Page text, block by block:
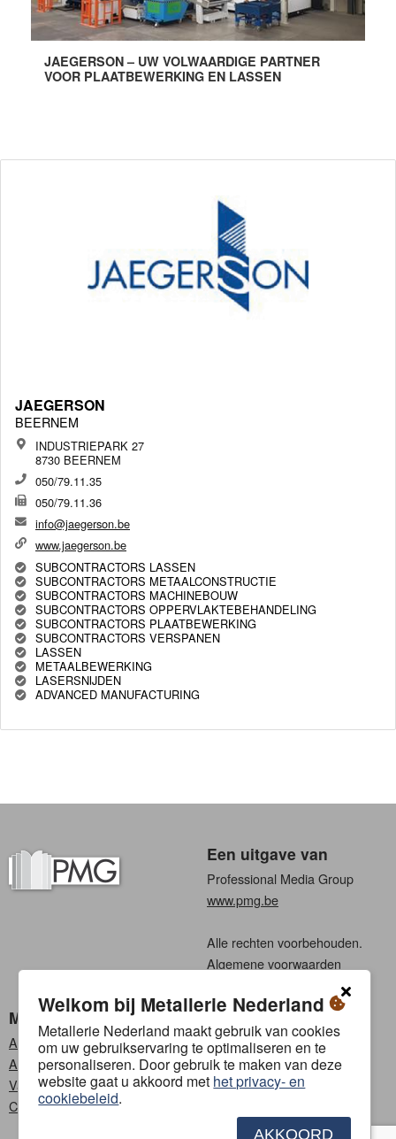
JAEGERSON – UW VOLWAARDIGE PARTNER
VOOR PLAATBEWERKING EN LASSEN
JAEGERSON
BEERNEM
INDUSTRIEPARK 27
8730 BEERNEM
050/79.11.35
050/79.11.36
info@jaegerson.be
www.jaegerson.be
SUBCONTRACTORS LASSEN
SUBCONTRACTORS METAALCONSTRUCTIE
SUBCONTRACTORS MACHINEBOUW
SUBCONTRACTORS OPPERVLAKTEBEHANDELING
SUBCONTRACTORS PLAATBEWERKING
SUBCONTRACTORS VERSPANEN
LASSEN
METAALBEWERKING
LASERSNIJDEN
ADVANCED MANUFACTURING
Een uitgave van
Professional Media Group
www.pmg.be
Alle rechten voorbehouden.
Algemene voorwaarden
Metallerie Nederland
Abonneren
Adverteren
Vacatures
Contact
Kies een taal
Nederlands
Frans
Welkom bij Metallerie Nederland
Metallerie Nederland maakt gebruik van cookies
om uw gebruikservaring te optimaliseren en te
personaliseren. Door gebruik te maken van deze
website gaat u akkoord met het privacy- en
cookiebeleid.
AKKOORD